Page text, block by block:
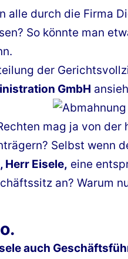
alle durch die Firma
So könnte man
der
GmbH
mag ja von
Selbst wenn
Herr Eisele, eine
an? Warum
auch